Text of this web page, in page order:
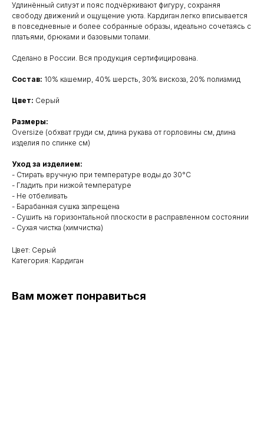
Удлинённый силуэт и пояс подчёркивают фигуру, сохраняя
свободу движений и ощущение уюта. Кардиган легко вписывается
в повседневные и более собранные образы, идеально сочетаясь с
платьями, брюками и базовыми топами.
Сделано в России. Вся продукция сертифицирована.
Состав: 10% кашемир, 40% шерсть, 30% вискоза, 20% полиамид
Цвет: Серый
Размеры:
Oversize (обхват груди см, длина рукава от горловины см, длина
изделия по спинке см)
Уход за изделием:
- Стирать вручную при температуре воды до 30°C
- Гладить при низкой температуре
- Не отбеливать
- Барабанная сушка запрещена
- Сушить на горизонтальной плоскости в расправленном состоянии
- Сухая чистка (химчистка)
Цвет: Серый
Категория: Кардиган
Вам может понравиться